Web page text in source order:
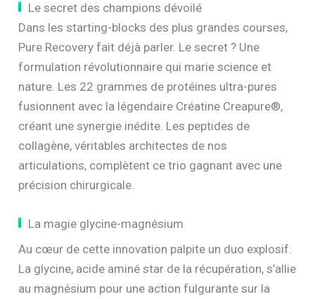
Le secret des champions dévoilé
Dans les starting-blocks des plus grandes courses,
Pure Recovery fait déjà parler. Le secret ? Une
formulation révolutionnaire qui marie science et
nature. Les 22 grammes de protéines ultra-pures
fusionnent avec la légendaire Créatine Creapure®,
créant une synergie inédite. Les peptides de
collagène, véritables architectes de nos
articulations, complètent ce trio gagnant avec une
précision chirurgicale.
La magie glycine-magnésium
Au cœur de cette innovation palpite un duo explosif.
La glycine, acide aminé star de la récupération, s’allie
au magnésium pour une action fulgurante sur la